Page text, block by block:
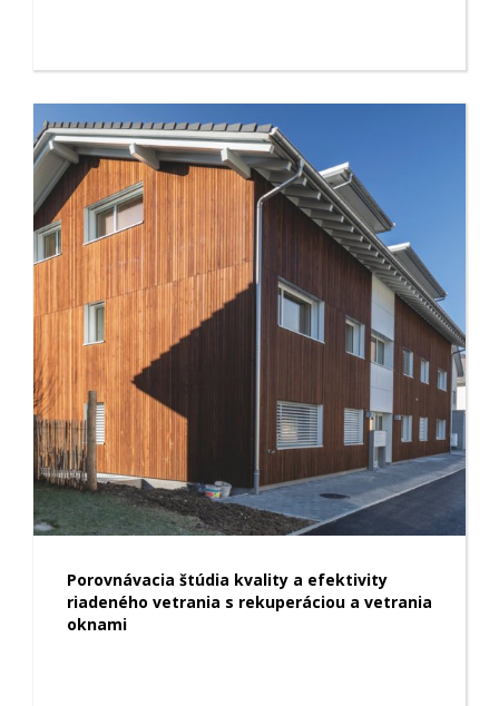
Porovnávacia štúdia kvality a efektivity
riadeného vetrania s rekuperáciou a vetrania
oknami